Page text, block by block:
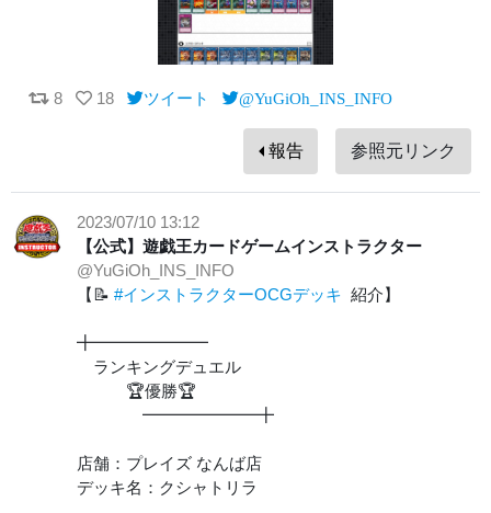
8 18 ツイート @YuGiOh_INS_INFO
報告 参照元リンク
2023/07/10 13:12
【公式】遊戯王カードゲームインストラクター
@YuGiOh_INS_INFO
【📝 #インストラクターOCGデッキ 紹介】
╋━━━━━━━
ランキングデュエル
🏆優勝🏆
━━━━━━━╋
店舗：プレイズ なんば店
デッキ名：クシャトリラ